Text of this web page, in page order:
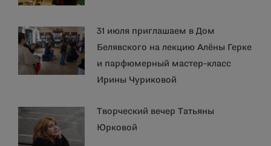
31 июля приглашаем в Дом
Белявского на лекцию Алёны Герке
и парфюмерный мастер-класс
Ирины Чуриковой
Творческий вечер Татьяны
Юрковой